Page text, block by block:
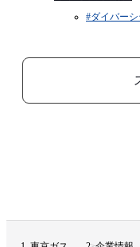
#ダイバー